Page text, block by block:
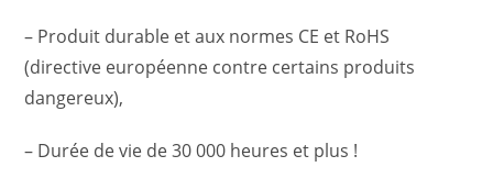
– Produit durable et aux normes CE et RoHS
(directive européenne contre certains produits
dangereux),
– Durée de vie de 30 000 heures et plus !